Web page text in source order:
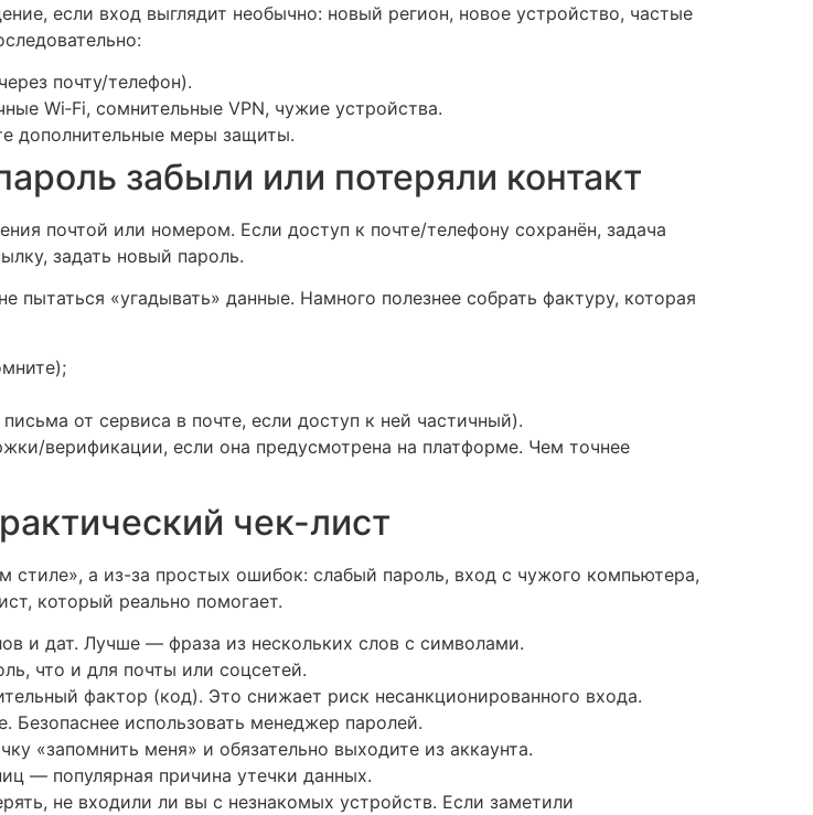
если вход выглядит необычно: новый регион, новое устройство, частые
почту/телефон).
Wi‑Fi, сомнительные VPN, чужие устройства.
дополнительные меры защиты.
забыли или потеряли контакт
почтой или номером. Если доступ к почте/телефону сохранён, задача
задать новый пароль.
пытаться «угадывать» данные. Намного полезнее собрать фактуру, которая
от сервиса в почте, если доступ к ней частичный).
верификации, если она предусмотрена на платформе. Чем точнее
чек-лист
а из-за простых ошибок: слабый пароль, вход с чужого компьютера,
который реально помогает.
и дат. Лучше — фраза из нескольких слов с символами.
что и для почты или соцсетей.
фактор (код). Это снижает риск несанкционированного входа.
Безопаснее использовать менеджер паролей.
«запомнить меня» и обязательно выходите из аккаунта.
— популярная причина утечки данных.
не входили ли вы с незнакомых устройств. Если заметили